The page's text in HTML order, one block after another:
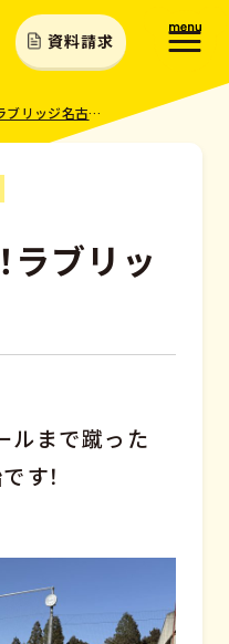
資料請求
サッカー体験！ラブリッジ名古屋②
ラブリッ
ルまで蹴った
す！